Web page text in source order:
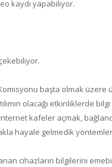
kaydı yapabiliyor.
başta olmak üzere
olacağı etkinliklerde
kafeler açmak,
hayale gelmedik yöntemler
cihazların bilgilerini